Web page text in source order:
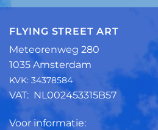
FLYING STREET ART
Meteorenweg 280
1035 Amsterdam
KVK: 34378584
VAT: NL002453315B57
Voor informatie: